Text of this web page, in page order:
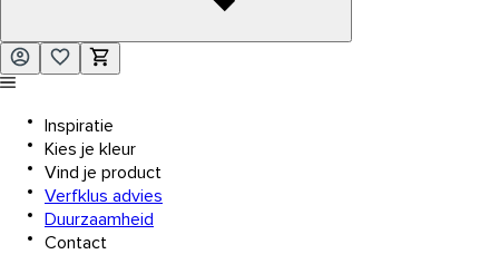
Inspiratie
Kies je kleur
Vind je product
Verfklus advies
Duurzaamheid
Contact